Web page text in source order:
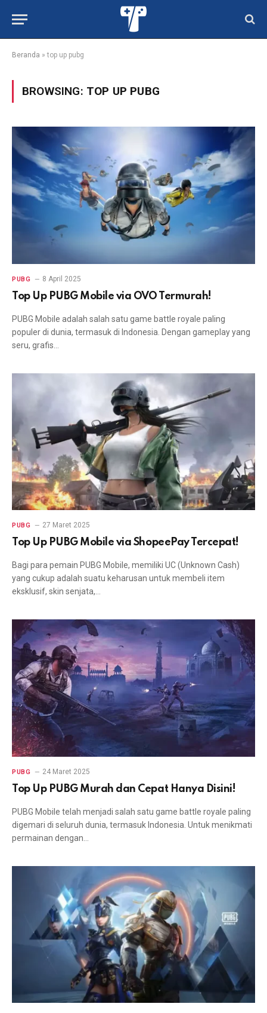
Beranda »top up pubg
BROWSING: TOP UP PUBG
PUBG 8 April 2025
Top Up PUBG Mobile via OVO Termurah!
PUBG Mobile adalah salah satu game battle royale paling
populer di dunia, termasuk di Indonesia. Dengan gameplay yang
seru, grafis…
PUBG 27 Maret 2025
Top Up PUBG Mobile via ShopeePay Tercepat!
Bagi para pemain PUBG Mobile, memiliki UC (Unknown Cash)
yang cukup adalah suatu keharusan untuk membeli item
eksklusif, skin senjata,…
PUBG 24 Maret 2025
Top Up PUBG Murah dan Cepat Hanya Disini!
PUBG Mobile telah menjadi salah satu game battle royale paling
digemari di seluruh dunia, termasuk Indonesia. Untuk menikmati
permainan dengan…